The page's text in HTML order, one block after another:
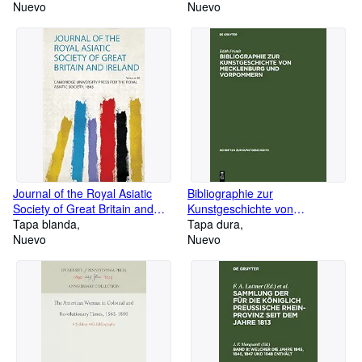
Ausgabe 2019
Nuevo
Geschichte der Deutschen Und
Arbeiterbewegung) (German
Edition)
Nuevo
Journal of the Royal Asiatic
Society of Great Britain and
Ireland
Tapa blanda
Nuevo
Bibliographie zur
Kunstgeschichte von
Mecklenburg und Vorpommern
(Schriften zur Kunstgeschichte,
Tapa dura
Nuevo